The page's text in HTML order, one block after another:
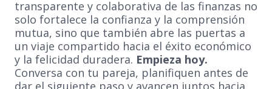
transparente y colaborativa de las finanzas no
solo fortalece la confianza y la comprensión
mutua, sino que también abre las puertas a
un viaje compartido hacia el éxito económico
y la felicidad duradera. Empieza hoy.
Conversa con tu pareja, planifiquen antes de
dar el siguiente paso y avancen juntos hacia